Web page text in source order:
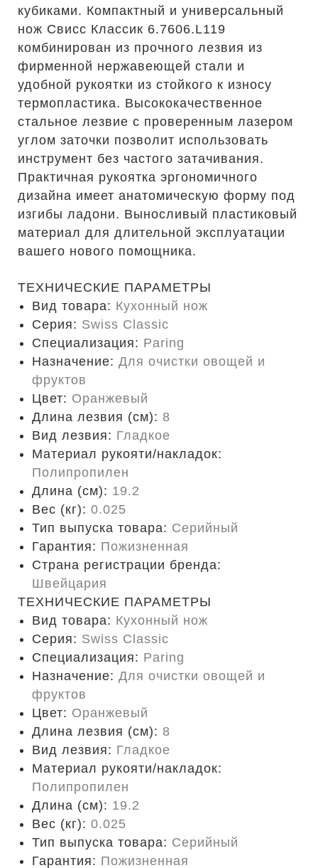
кубиками. Компактный и универсальный
нож Свисс Классик 6.7606.L119
комбинирован из прочного лезвия из
фирменной нержавеющей стали и
удобной рукоятки из стойкого к износу
термопластика. Высококачественное
стальное лезвие с проверенным лазером
углом заточки позволит использовать
инструмент без частого затачивания.
Практичная рукоятка эргономичного
дизайна имеет анатомическую форму под
изгибы ладони. Выносливый пластиковый
материал для длительной эксплуатации
вашего нового помощника.
ТЕХНИЧЕСКИЕ ПАРАМЕТРЫ
Вид товара: Кухонный нож
Серия: Swiss Classic
Специализация: Paring
Назначение: Для очистки овощей и
фруктов
Цвет: Оранжевый
Длина лезвия (см): 8
Вид лезвия: Гладкое
Материал рукояти/накладок:
Полипропилен
Длина (cм): 19.2
Вес (кг): 0.025
Тип выпуска товара: Серийный
Гарантия: Пожизненная
Страна регистрации бренда:
Швейцария
ТЕХНИЧЕСКИЕ ПАРАМЕТРЫ
Вид товара: Кухонный нож
Серия: Swiss Classic
Специализация: Paring
Назначение: Для очистки овощей и
фруктов
Цвет: Оранжевый
Длина лезвия (см): 8
Вид лезвия: Гладкое
Материал рукояти/накладок:
Полипропилен
Длина (cм): 19.2
Вес (кг): 0.025
Тип выпуска товара: Серийный
Гарантия: Пожизненная